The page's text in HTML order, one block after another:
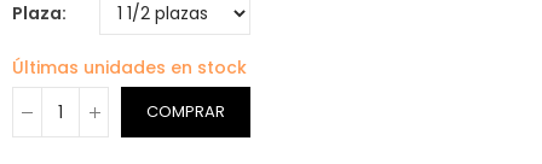
Plaza
Últimas unidades en stock
COMPRAR